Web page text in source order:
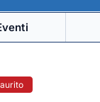
Etichetta
del